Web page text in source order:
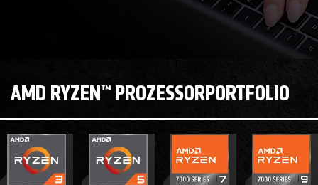
AMD RYZEN™ PROZESSORPORTFOLIO